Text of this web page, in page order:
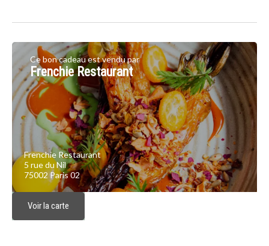
Ce bon cadeau est vendu par
Frenchie Restaurant
Frenchie Restaurant
5 rue du Nil
75002 Paris 02
Voir la carte